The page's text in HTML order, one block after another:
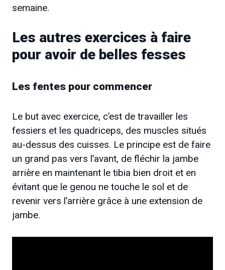
semaine.
Les autres exercices à faire
pour avoir de belles fesses
Les fentes pour commencer
Le but avec exercice, c’est de travailler les
fessiers et les quadriceps, des muscles situés
au-dessus des cuisses. Le principe est de faire
un grand pas vers l’avant, de fléchir la jambe
arrière en maintenant le tibia bien droit et en
évitant que le genou ne touche le sol et de
revenir vers l’arrière grâce à une extension de
jambe.